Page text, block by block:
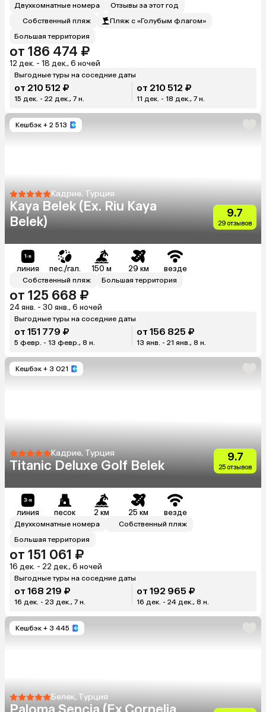
Двухкомнатные номера
Отзывы за этот год
Собственный пляж
Пляж с «Голубым флагом»
Большая территория
от 186 474 ₽
12 дек. - 18 дек., 6 ночей
Выгодные туры на соседние даты
от 210 512 ₽
15 дек. - 22 дек., 7 н.
от 210 512 ₽
11 дек. - 18 дек., 7 н.
Кешбэк + 2 513
Кадрие, Турция
Kaya Belek (Ex. Riu Kaya
Belek)
9.7
29 отзывов
линия пес./гал. 150 м 29 км везде
Собственный пляж Большая территория
от 125 668 ₽
24 янв. - 30 янв., 6 ночей
Выгодные туры на соседние даты
от 151 779 ₽
5 февр. - 13 февр., 8 н.
от 156 825 ₽
13 янв. - 21 янв., 8 н.
Кешбэк + 3 021
Кадрие, Турция
Titanic Deluxe Golf Belek
9.7
25 отзывов
линия песок 2 км 25 км везде
Двухкомнатные номера
Собственный пляж
Большая территория
от 151 061 ₽
16 дек. - 22 дек., 6 ночей
Выгодные туры на соседние даты
от 168 219 ₽
16 дек. - 23 дек., 7 н.
от 192 965 ₽
16 дек. - 24 дек., 8 н.
Кешбэк + 3 445
Белек, Турция